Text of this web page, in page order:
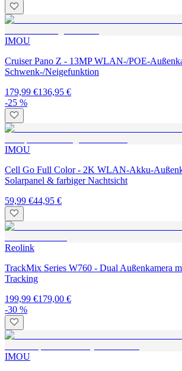
IMOU
Cruiser Pano Z - 13MP WLAN-/POE-
Schwenk-/Neigefunktion
179,99 €136,95 €
-25 %
IMOU
Cell Go Full Color - 2K WLAN-Akku-
Solarpanel & farbiger Nachtsicht
59,99 €44,95 €
Reolink
TrackMix Series W760 - Dual Außenkamera
Tracking
199,99 €179,00 €
-30 %
IMOU